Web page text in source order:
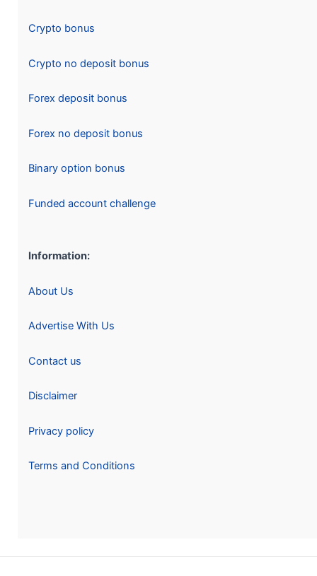
Crypto bonus
Crypto no deposit bonus
Forex deposit bonus
Forex no deposit bonus
Binary option bonus
Funded account challenge
Information:
About Us
Advertise With Us
Contact us
Disclaimer
Privacy policy
Terms and Conditions